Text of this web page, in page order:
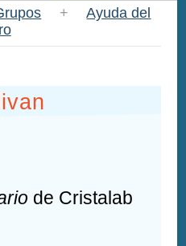
+
Ayuda del
de Cristalab